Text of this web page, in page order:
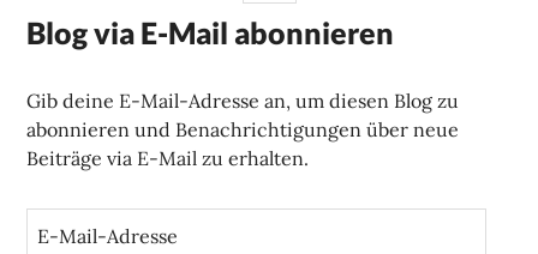
Blog via E-Mail abonnieren
Gib deine E-Mail-Adresse an, um diesen Blog zu
abonnieren und Benachrichtigungen über neue
Beiträge via E-Mail zu erhalten.